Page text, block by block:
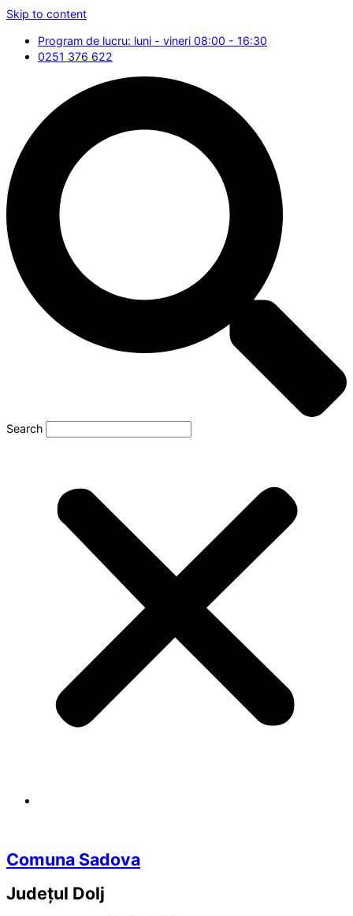
Skip to content
Program de lucru: luni - vineri 08:00 - 16:30
0251 376 622
Search
Comuna Sadova
Județul Dolj